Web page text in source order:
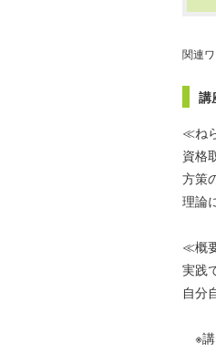
関連
講
≪ね
資格
方策
理論
≪概
実践
自分
※講